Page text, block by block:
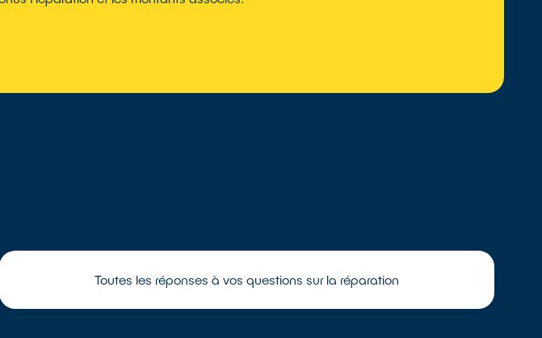
Toutes les réponses à vos questions sur la réparation